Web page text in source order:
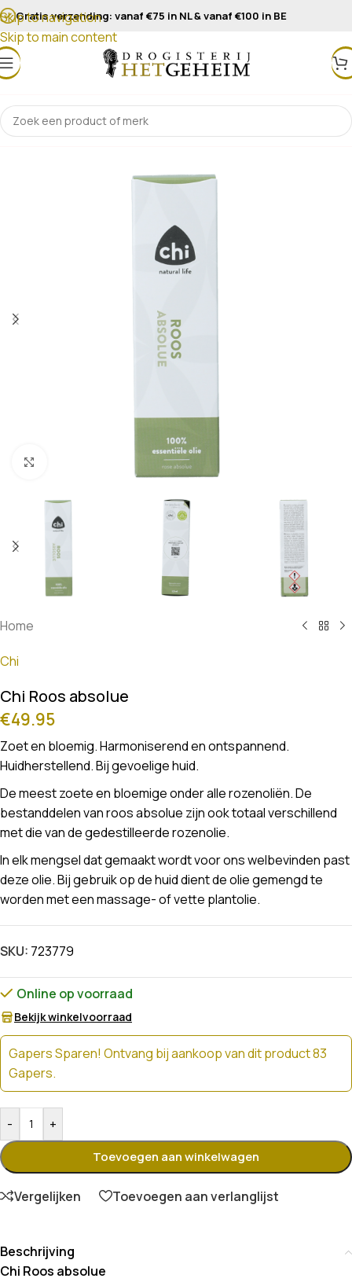
Skip to navigation
Skip to main content
Gratis verzending: vanaf €75 in NL & vanaf €100 in BE
Home
Chi
Chi Roos absolue
€49.95
Zoet en bloemig. Harmoniserend en ontspannend.
Huidherstellend. Bij gevoelige huid.
De meest zoete en bloemige onder alle rozenoliën. De
bestanddelen van roos absolue zijn ook totaal verschillend
met die van de gedestilleerde rozenolie.
In elk mengsel dat gemaakt wordt voor ons welbevinden past
deze olie. Bij gebruik op de huid dient de olie gemengd te
worden met een massage- of vette plantolie.
SKU: 723779
Online op voorraad
Bekijk winkelvoorraad
Gapers Sparen! Ontvang bij aankoop van dit product 83
Gapers.
- +
Toevoegen aan winkelwagen
Vergelijken Toevoegen aan verlanglijst
Beschrijving
Chi Roos absolue